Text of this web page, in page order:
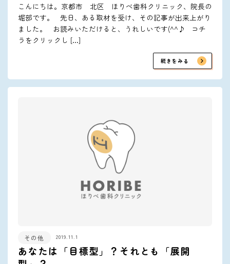
こんにちは。京都市 北区 ほりべ歯科クリニック、院長の
堀部です。 先日、ある取材を受け、その記事が出来上がり
ました。 お読みいただけると、うれしいです(^^♪ コチ
ラをクリックし […]
続きをみる
その他 2019.11.1
あなたは「目標型」？それとも「展開